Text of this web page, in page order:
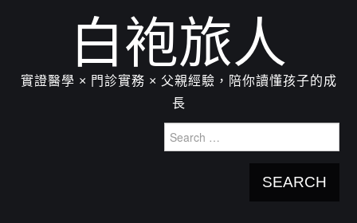
白袍旅人
實證醫學 × 門診實務 × 父親經驗，陪你讀懂孩子的成
長
for: